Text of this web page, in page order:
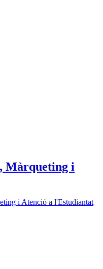
Màrqueting i
i Atenció a l'Estudiantat